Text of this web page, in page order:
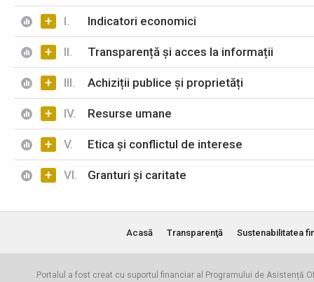
+ I. Indicatori economici
+ II. Transparență și acces la informații
+ III. Achiziții publice și proprietăți
+ IV. Resurse umane
+ V. Etica și conflictul de interese
+ VI. Granturi și caritate
Acasă Transparenţă Sustenabilitatea
Portalul a fost creat cu suportul financiar al Programului de Asistență